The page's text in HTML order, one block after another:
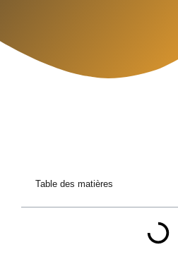
Table des matières